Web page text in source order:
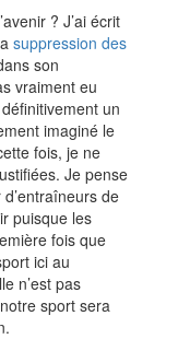
? J’ai écrit
suppression des
son
vraiment eu
un
imaginé le
fois, je ne
Je pense
de
puisque les
fois que
ici au
n’est pas
sport sera